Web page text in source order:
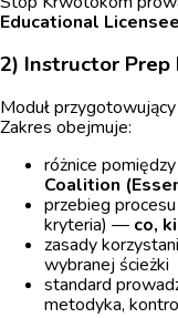
Educational Licensee
2) Instructor
Moduł
Zakres obejmuje:
różnice
Coalition
przebieg
kryteria) — co,
zasady
wybranej ścieżki
standard
metodyka,